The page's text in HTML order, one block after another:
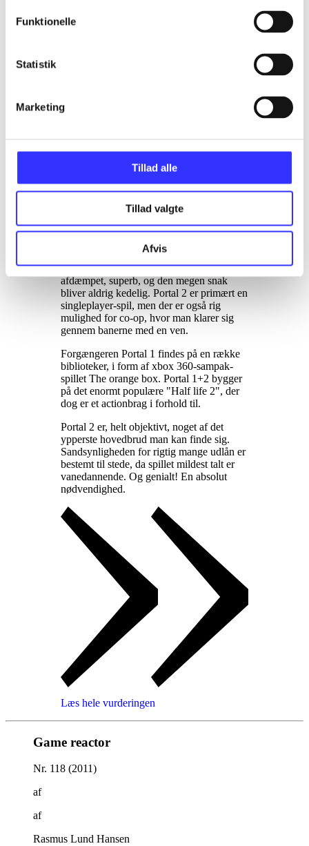
Funktionelle
Statistik
Marketing
Tillad alle
Tillad valgte
Afvis
Fra 12 år
stedet, af en gnaven robot. Grunden til de
man ind i den ene, kommer man ud af den
anden. Uanset om den så sidder i fx loftet.
Spillet er i bund og en blanding af
gådeløsning og fysik. Konflikten til den
gnavne robot udvikler sig dog, og efter et
stykke tid, bliver spillet lige så meget om
overlevelse. Alt sammen serveret
humoristisk og futuristisk Grafikken er
lækker og "smadret". Lyden er er
afdæmpet, superb, og den megen snak
bliver aldrig kedelig. Portal 2 er primært en
singleplayer-spil, men der er også rig
mulighed for co-op, hvor man klarer sig
gennem banerne med en ven.
Forgængeren Portal 1 findes på en række
biblioteker, i form af xbox 360-sampak-
spillet The orange box. Portal 1+2 bygger
på det enormt populære "Half life 2", der
dog er et actionbrag i forhold til.
Portal 2 er, helt objektivt, noget af det
ypperste hovedbrud man kan finde sig.
Sandsynligheden for rigtig mange udlån er
bestemt til stede, da spillet mildest talt er
vanedannende. Og genialt! En absolut
nødvendighed.
Læs hele vurderingen
Game reactor
Nr. 118 (2011)
af
af
Rasmus Lund Hansen